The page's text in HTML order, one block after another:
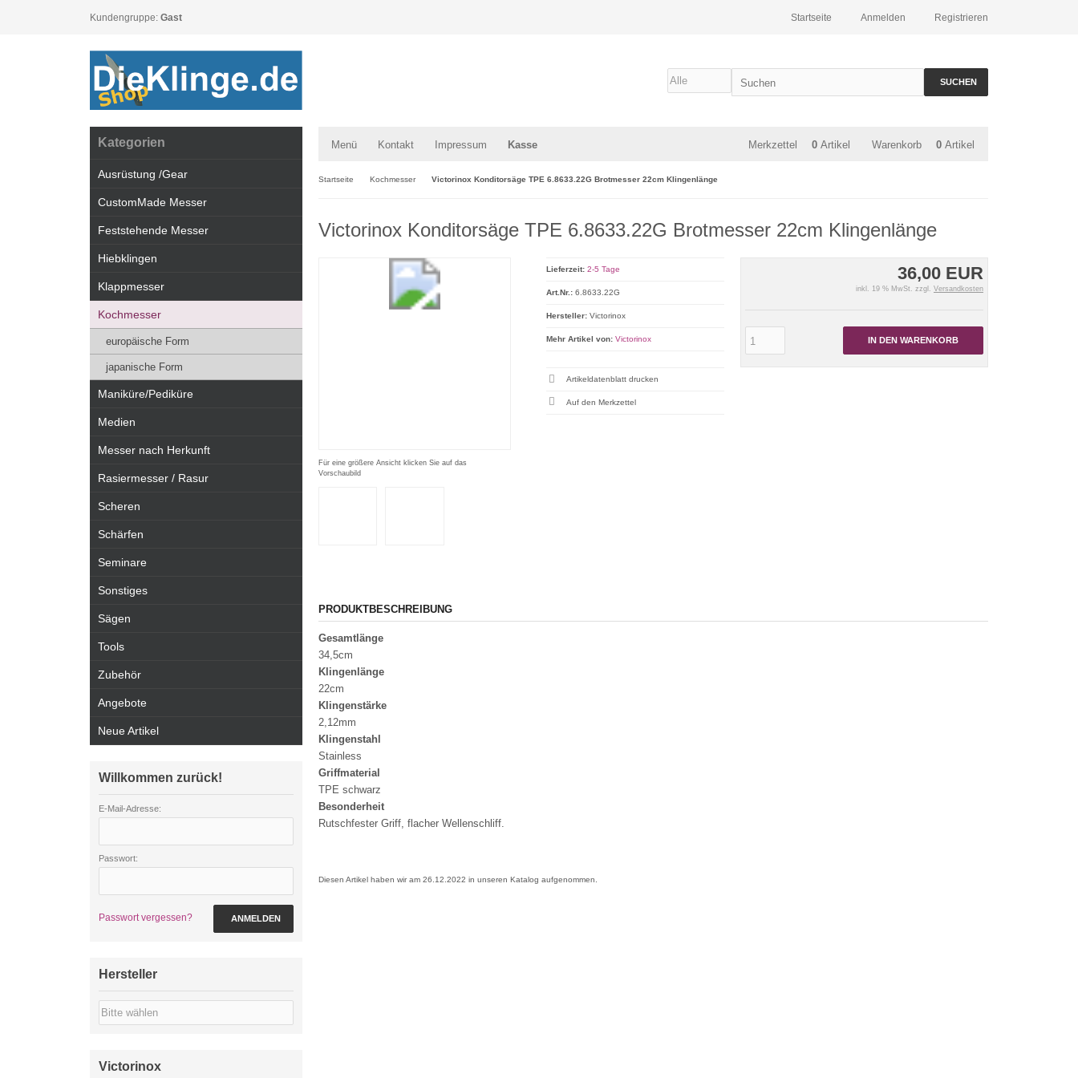
Kundengruppe: Gast Registrieren
Anmelden
Startseite
SUCHEN
Menü Kontakt Impressum Kasse Warenkorb 0 Artikel
Merkzettel 0 Artikel
Startseite Kochmesser Victorinox Konditorsäge TPE 6.8633.22G Brotmesser 22cm Klingenlänge
Victorinox Konditorsäge TPE 6.8633.22G Brotmesser 22cm Klingenlänge
Für eine größere Ansicht klicken Sie auf das
Vorschaubild
36,00 EUR
inkl. 19 % MwSt. zzgl. Versandkosten
IN DEN WARENKORB
Lieferzeit: 2-5 Tage
Art.Nr.: 6.8633.22G
Hersteller: Victorinox
Mehr Artikel von: Victorinox
Artikeldatenblatt drucken
PRODUKTBESCHREIBUNG
Gesamtlänge
34,5cm
Klingenlänge
22cm
Klingenstärke
2,12mm
Klingenstahl
Stainless
Griffmaterial
TPE schwarz
Besonderheit
Rutschfester Griff, flacher Wellenschliff.
Diesen Artikel haben wir am 26.12.2022 in unseren Katalog aufgenommen.
Kategorien
Ausrüstung /Gear
CustomMade Messer
Feststehende Messer
Hiebklingen
Klappmesser
Kochmesser
europäische Form
japanische Form
Maniküre/Pediküre
Medien
Messer nach Herkunft
Rasiermesser / Rasur
Scheren
Schärfen
Seminare
Sonstiges
Sägen
Tools
Zubehör
Angebote
Neue Artikel
Willkommen zurück!
E-Mail-Adresse:
Passwort:
Passwort vergessen? ANMELDEN
Hersteller
Victorinox